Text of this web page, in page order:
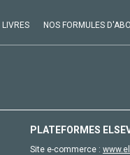
LIVRES NOS FORMULES
PLATEFORMES
Site e-commerce :